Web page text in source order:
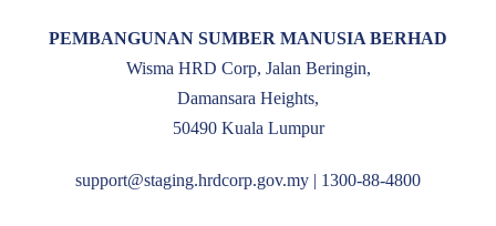
PEMBANGUNAN SUMBER MANUSIA BERHAD
Wisma HRD Corp, Jalan Beringin,
Damansara Heights,
50490 Kuala Lumpur
support@staging.hrdcorp.gov.my | 1300-88-4800